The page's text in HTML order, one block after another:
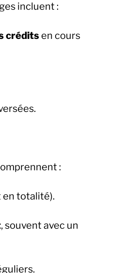
incluent :
crédits en cours
:
en totalité).
, souvent avec un